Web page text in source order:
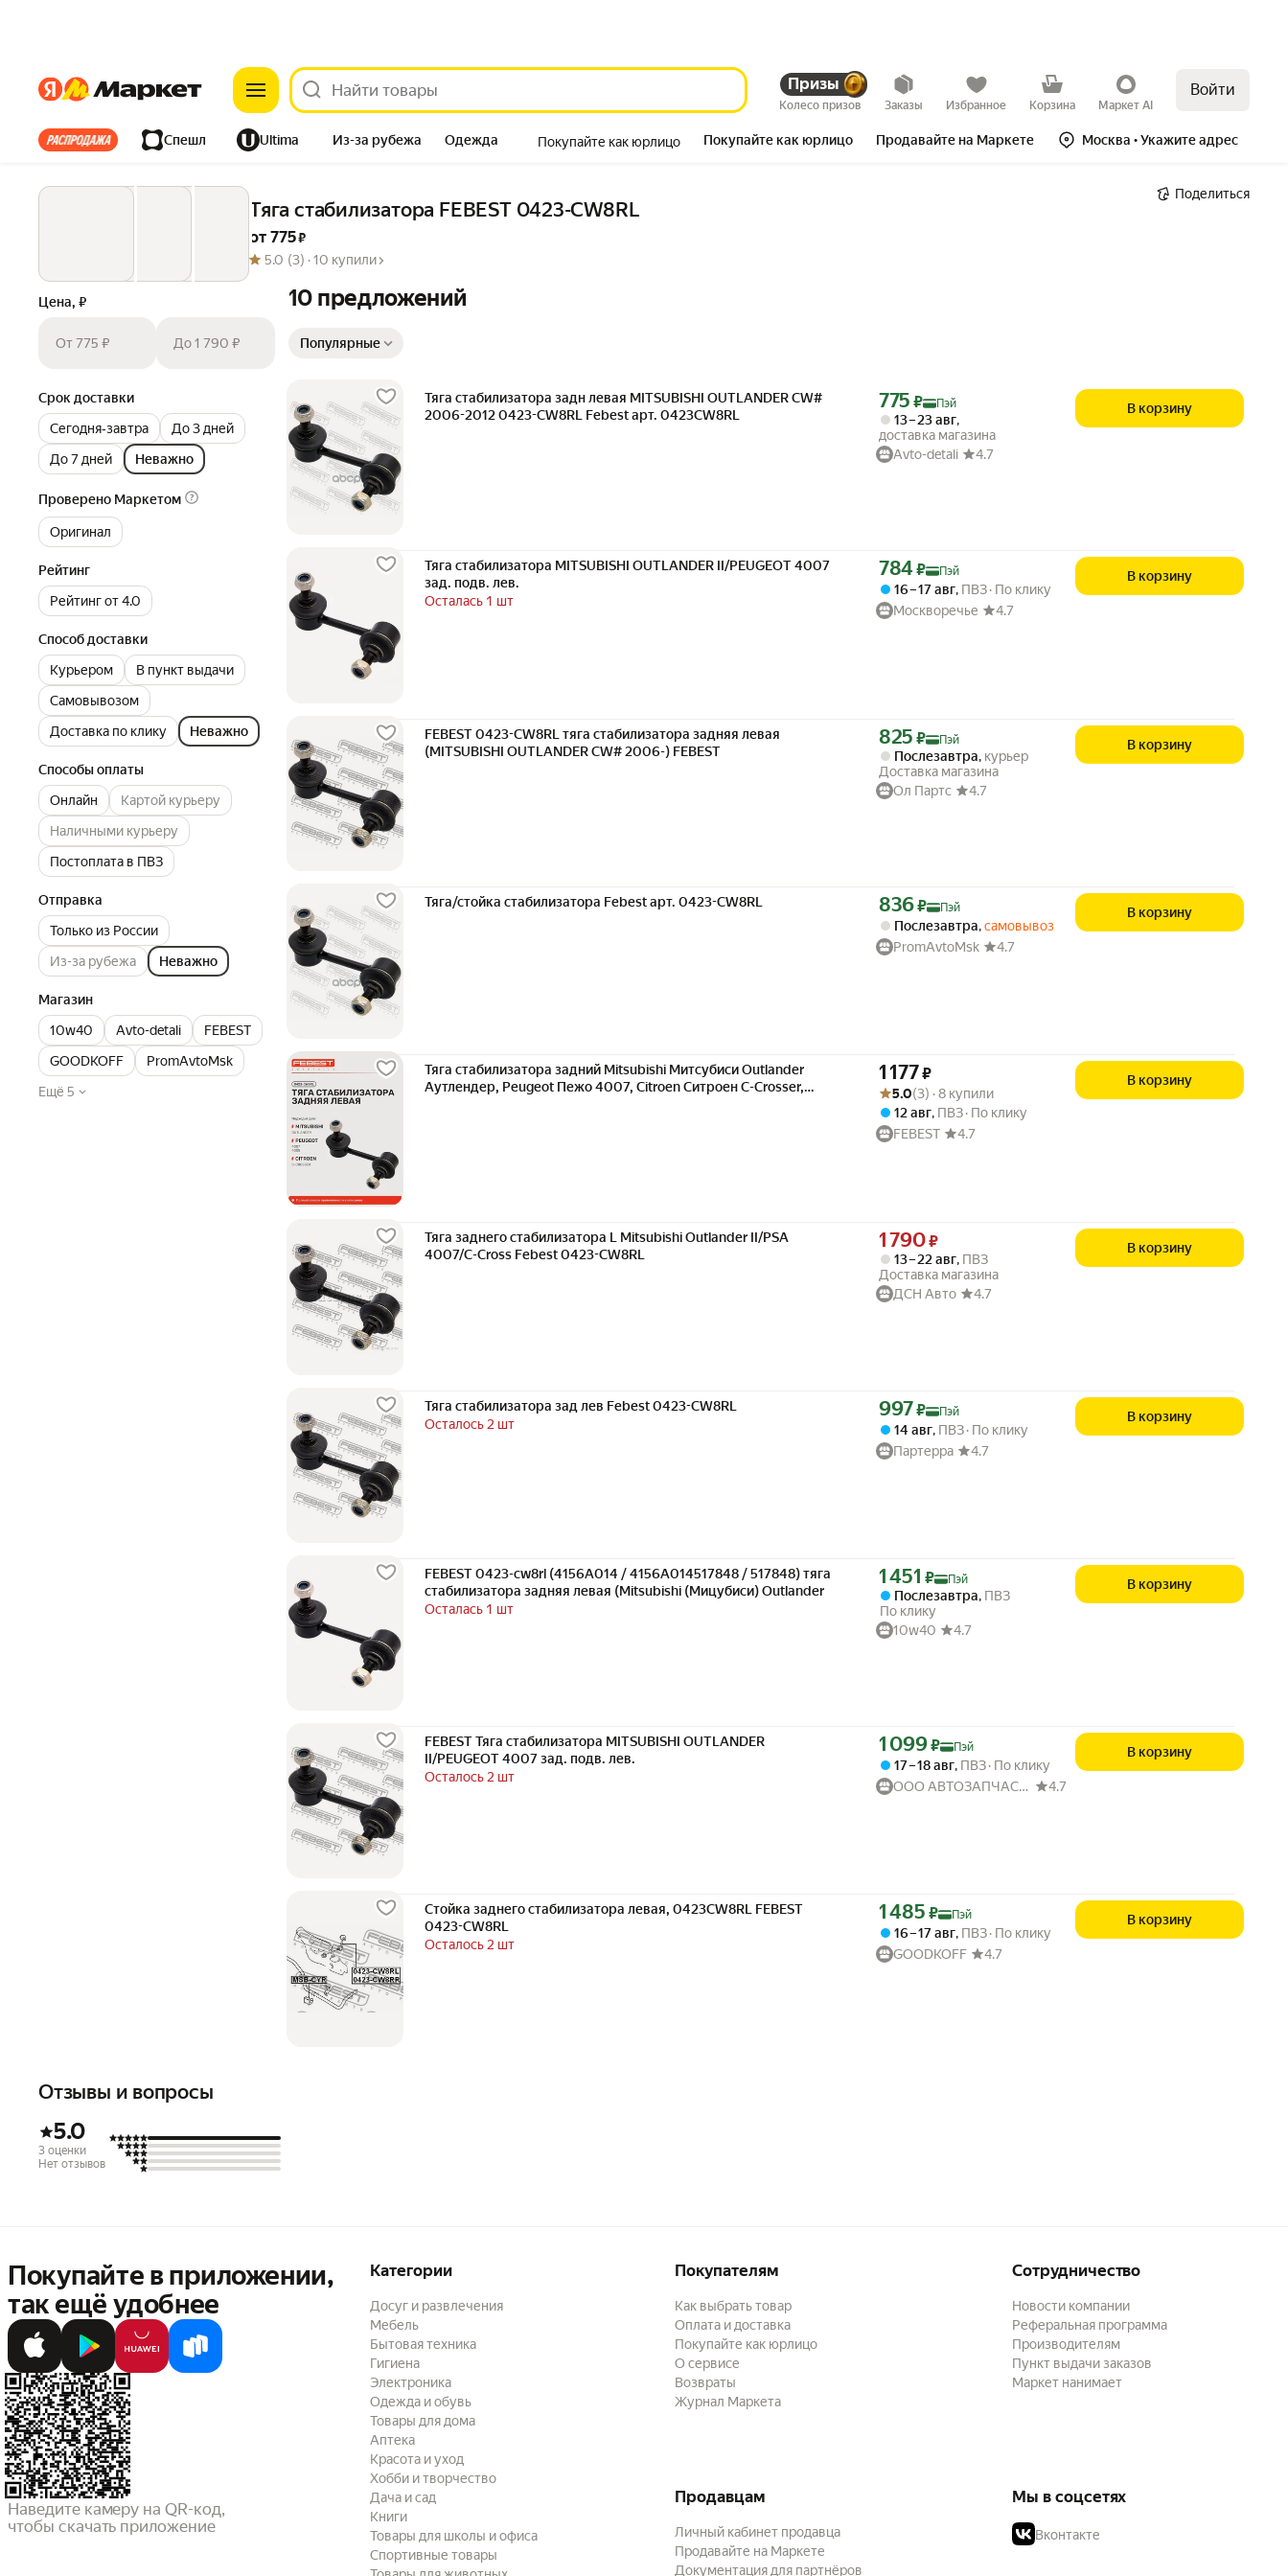
ЯндексЯндекс Призы
Колесо призов Заказы Избранное Корзина Маркет AI
Войти
Все хиты Спешл Ultima Из-за рубежа Одежда
Дом Ремонт Детям Красота
Покупайте как юрлицо Покупайте как юрлицо Продавайте на Маркете Москва • Укажите адрес
Тяга стабилизатора FEBEST 0423-CW8RL
от 775 ₽
5.0 (3) ·10 купили
Поделиться
Цена, ₽
От 775 ₽ До 1 790 ₽
Срок доставки
Сегодня‐завтра
До 3 дней
До 7 дней
Неважно
Проверено Маркетом
Оригинал
Рейтинг
Рейтинг от 4.0
Способ доставки
Курьером
В пункт выдачи
Самовывозом
Доставка по клику
Неважно
Способы оплаты
Онлайн
Картой курьеру
Наличными курьеру
Постоплата в ПВЗ
Отправка
Только из России
Из-за рубежа
Неважно
Магазин
10w40
Avto-detali
FEBEST
GOODKOFF
PromAvtoMsk
Ещё 5
10 предложений
Популярные
Тяга стабилизатора задн левая MITSUBISHI OUTLANDER CW#
2006-2012 0423-CW8RL Febest арт. 0423CW8RL
Цена с картой Яндекс Пэй 775 ₽ вместо
775 ₽ Пэй
13 – 23 авг,
доставка магазина
Avto-detali
4.7
В корзину
Тяга стабилизатора MITSUBISHI OUTLANDER II/PEUGEOT 4007
зад. подв. лев.
Осталась 1 шт
Цена с картой Яндекс Пэй 784 ₽ вместо
784 ₽ Пэй
16 – 17 авг, ПВЗ По клику
Москворечье
4.7
В корзину
FEBEST 0423-CW8RL тяга стабилизатора задняя левая
(MITSUBISHI OUTLANDER CW# 2006-) FEBEST
Цена с картой Яндекс Пэй 825 ₽ вместо
825 ₽ Пэй
Послезавтра, курьер
Доставка магазина
Ол Партс
4.7
В корзину
Тяга/стойка стабилизатора Febest арт. 0423-CW8RL Цена с картой Яндекс Пэй 836 ₽ вместо
836₽ Пэй
Послезавтра,самовывоз
PromAvtoMsk
4.7
В корзину
Тяга стабилизатора задний Mitsubishi Митсубиси Outlander
Аутлендер, Peugeot Пежо 4007, Citroen Ситроен C-Crosser,
Цена 1177 ₽ вместо
1 177₽
Рейтинг товара: 5.0 из 5
Оценок: (3) · 8 купили
5.0(3) · 8 купили
12 авг, ПВЗ По клику
FEBEST
4.7
В корзину
Тяга заднего стабилизатора L Mitsubishi Outlander II/PSA
4007/C-Cross Febest 0423-CW8RL
Цена 1790 ₽ вместо
1 790₽
13 – 22 авг, ПВЗ
Доставка магазина
ДСН Авто
4.7
В корзину
Тяга стабилизатора зад лев Febest 0423-CW8RL
Осталось 2 шт
Цена с картой Яндекс Пэй 997 ₽ вместо
997₽ Пэй
14 авг, ПВЗ По клику
Партерра
4.7
В корзину
FEBEST 0423-cw8rl (4156A014 / 4156A014517848 / 517848) тяга
стабилизатора задняя левая (Mitsubishi (Мицубиси) Outlander
Осталась 1 шт
Цена с картой Яндекс Пэй 1451 ₽ вместо
1 451 ₽ Пэй
Послезавтра, ПВЗ
По клику
10w40
4.7
В корзину
FEBEST Тяга стабилизатора MITSUBISHI OUTLANDER
II/PEUGEOT 4007 зад. подв. лев.
Осталось 2 шт
Цена с картой Яндекс Пэй 1099 ₽ вместо
1 099₽ Пэй
17 – 18 авг, ПВЗ По клику
ООО АВТОЗАПЧАСТИ52
4.7
В корзину
Стойка заднего стабилизатора левая, 0423CW8RL FEBEST
0423-CW8RL
Осталось 2 шт
Цена с картой Яндекс Пэй 1485 ₽ вместо
1 485 ₽ Пэй
16 – 17 авг, ПВЗ По клику
GOODKOFF
4.7
В корзину
Отзывы и вопросы
5.0
3 оценки
Нет отзывов
Покупайте в приложении,
так ещё удобнее
Наведите камеру на QR-код,
чтобы скачать приложение
Категории
Досуг и развлечения
Мебель
Бытовая техника
Гигиена
Электроника
Одежда и обувь
Товары для дома
Аптека
Красота и уход
Хобби и творчество
Дача и сад
Книги
Товары для школы и офиса
Спортивные товары
Покупателям
Как выбрать товар
Оплата и доставка
Покупайте как юрлицо
О сервисе
Возвраты
Журнал Маркета
Сотрудничество
Новости компании
Реферальная программа
Производителям
Пункт выдачи заказов
Маркет нанимает
Продавцам
Личный кабинет продавца
Продавайте на Маркете
Документация для партнёров
Мы в соцсетях
Вконтакте